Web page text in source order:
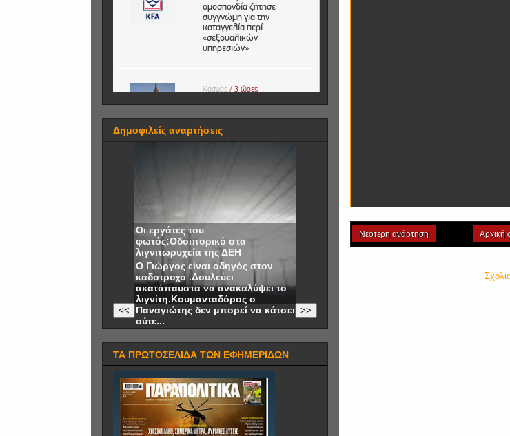
Νεότερη ανάρτηση Αρχική
Δημοφιλείς αναρτήσεις
Χρυσαυγίτης "τέρας
μόρφωσης"!!! Θαυμάστε
ελληνικά!!
Θαυμάστε τα ελληνικά των μελών
της Χρυσής Αυγής.
>>
<<
ΤΑ ΠΡΩΤΟΣΕΛΙΔΑ ΤΩΝ ΕΦΗΜΕΡΙΔΩΝ